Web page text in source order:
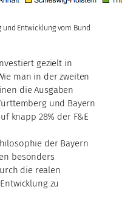
und Entwicklung vom Bund
gezielt in
man in der zweiten
die Ausgaben
und Bayern
knapp 28% der F&E
der Bayern
besonders
die realen
zu